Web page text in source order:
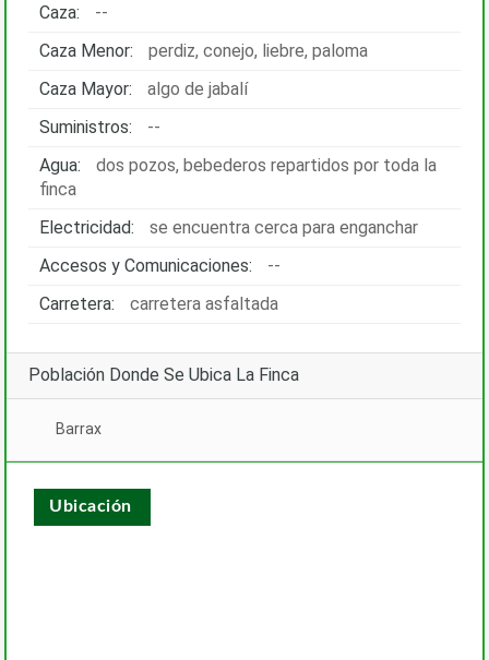
Caza:
--
Caza Menor:
perdiz, conejo, liebre, paloma
Caza Mayor:
algo de jabalí
Suministros:
--
Agua:
dos pozos, bebederos repartidos por toda la
finca
Electricidad:
se encuentra cerca para enganchar
Accesos y Comunicaciones:
--
Carretera:
carretera asfaltada
Población Donde Se Ubica La Finca
Barrax
Ubicación